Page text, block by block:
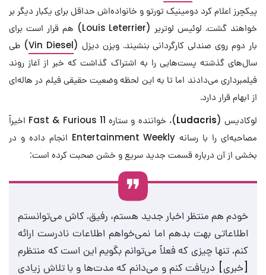
پیکچرز اعلام کرد دومینیک تورتو و خانواده‌اش حداقل برای یکبار دیگر بر
خواهند گشت. لوئیس لوتریر (Louis Leterrier) هم قرار است برای
بار دوم روی صندلی کارگردانی بنشیند. ویزن دیزل (Vin Diesel) طی
سال‌های گذشته پست‌هایی را به اشتراک گذاشت که خبر از آغاز روند
فیلمبرداری می‌دادند اما تا به این لحظه وضعیت حقیقی فیلم در هاله‌ای
از ابهام قرار دارد.
لوکادیس (Ludacris
)، خواننده و ستاره Fast & Furious 11 اخیراً
مصاحبه‌ای را با رسانه Entertainment Weekly انجام داده و در
بخشی از آن درباره قسمت جدید سریع و خشن صحبت کرده است:
خودم هم منتظر اخبار جدید هستم، رفیق. کاش می‌توانستم
اطلاعاتی بهت بدهم اما نمی‌خواهم اطلاعات نادرست ارائه
کنم. تنها چیزی که فعلاً می‌توانم بگویم این است که منتظرم
[خبری] دریافت کنم و می‌دانم که مدت‌ها و با تلاش زیادی